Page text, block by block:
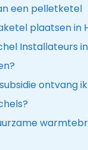
een pelletketel
plaatsen in
Installateurs
ontvang